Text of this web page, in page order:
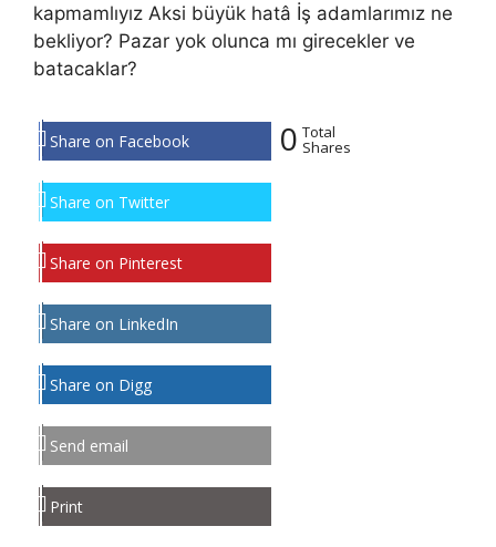
kapmamlıyız Aksi büyük hatâ İş adamlarımız ne
bekliyor? Pazar yok olunca mı girecekler ve
batacaklar?
Share on Facebook
Share on Twitter
Share on Pinterest
Share on LinkedIn
Share on Digg
Send email
Print
0 Total
Shares